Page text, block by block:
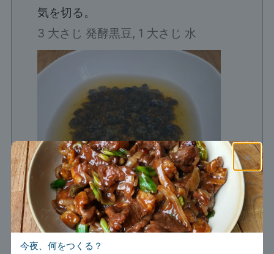
気を切る。
3 大さじ 発酵黒豆, 1 大さじ 水
フォークで粗くつぶし、取り置く。
×
今夜、何をつくる？